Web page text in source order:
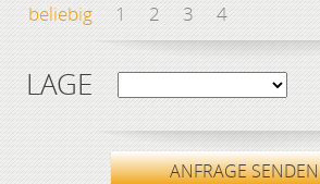
beliebig 1 2 3 4
LAGE
ANFRAGE SENDEN